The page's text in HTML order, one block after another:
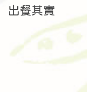
出餐其實